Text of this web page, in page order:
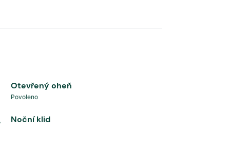
Otevřený oheň
Povoleno
Noční klid